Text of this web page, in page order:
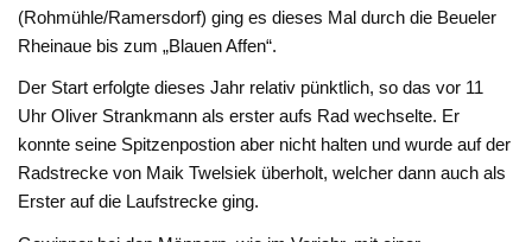
(Rohmühle/Ramersdorf) ging es dieses Mal durch die Beueler
Rheinaue bis zum „Blauen Affen“.
Der Start erfolgte dieses Jahr relativ pünktlich, so das vor 11
Uhr Oliver Strankmann als erster aufs Rad wechselte. Er
konnte seine Spitzenpostion aber nicht halten und wurde auf der
Radstrecke von Maik Twelsiek überholt, welcher dann auch als
Erster auf die Laufstrecke ging.